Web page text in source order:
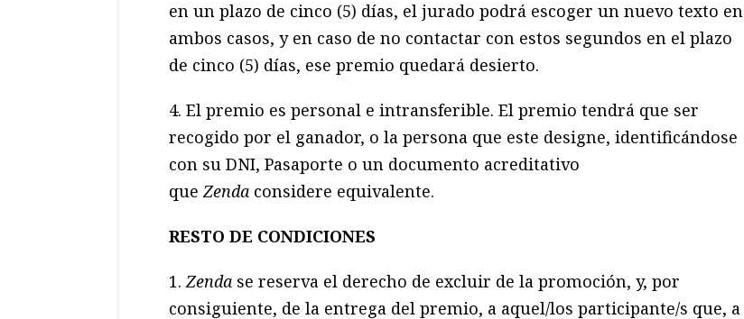
en un plazo de cinco (5) días, el jurado podrá escoger un nuevo texto en
ambos casos, y en caso de no contactar con estos segundos en el plazo
de cinco (5) días, ese premio quedará desierto.
4. El premio es personal e intransferible. El premio tendrá que ser
recogido por el ganador, o la persona que este designe, identificándose
con su DNI, Pasaporte o un documento acreditativo
queZenda considere equivalente.
RESTO DE CONDICIONES
1.Zenda se reserva el derecho de excluir de la promoción, y, por
consiguiente, de la entrega del premio, a aquel/los participante/s que, a